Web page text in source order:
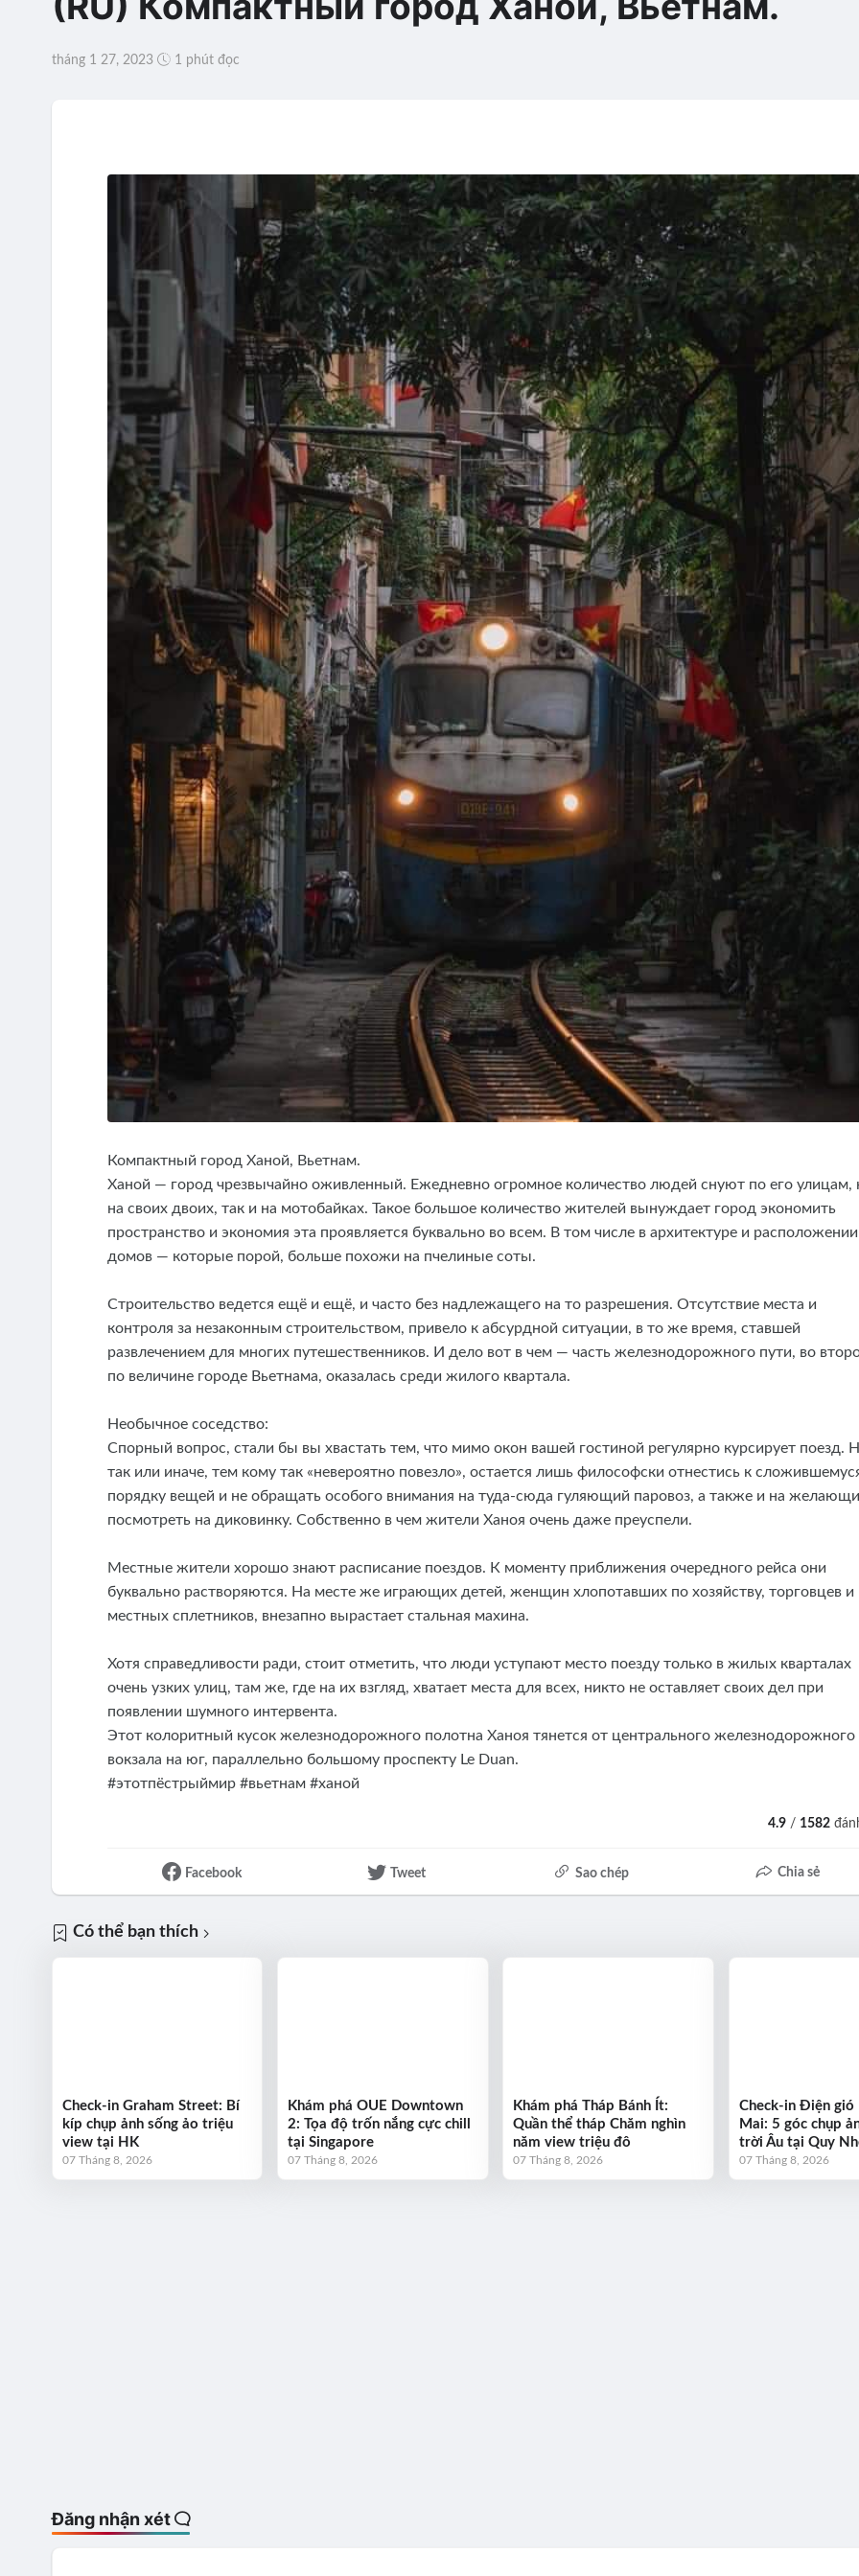
tháng 1 27, 2023 1 phút đọc
Компактный город Ханой, Вьетнам.
Ханой — город чрезвычайно оживленный. Ежедневно огромное количество людей снуют по его улицам,
на своих двоих, так и на мотобайках. Такое большое количество жителей вынуждает город экономить
пространство и экономия эта проявляется буквально во всем. В том числе в архитектуре и расположении
домов — которые порой, больше похожи на пчелиные соты.
Строительство ведется ещё и ещё, и часто без надлежащего на то разрешения. Отсутствие места и
контроля за незаконным строительством, привело к абсурдной ситуации, в то же время, ставшей
развлечением для многих путешественников. И дело вот в чем — часть железнодорожного пути, во
по величине городе Вьетнама, оказалась среди жилого квартала.
Необычное соседство:
Спорный вопрос, стали бы вы хвастать тем, что мимо окон вашей гостиной регулярно курсирует поезд.
так или иначе, тем кому так «невероятно повезло», остается лишь философски отнестись к
порядку вещей и не обращать особого внимания на туда-сюда гуляющий паровоз, а также и на
посмотреть на диковинку. Собственно в чем жители Ханоя очень даже преуспели.
Местные жители хорошо знают расписание поездов. К моменту приближения очередного рейса они
буквально растворяются. На месте же играющих детей, женщин хлопотавших по хозяйству, торговцев и
местных сплетников, внезапно вырастает стальная махина.
Хотя справедливости ради, стоит отметить, что люди уступают место поезду только в жилых кварталах
очень узких улиц, там же, где на их взгляд, хватает места для всех, никто не оставляет своих дел при
появлении шумного интервента.
Этот колоритный кусок железнодорожного полотна Ханоя тянется от центрального железнодорожного
вокзала на юг, параллельно большому проспекту Le Duan.
#этотпёстрыймир #вьетнам #ханой
4.9 / 1582
Facebook Tweet Sao chép Chia sẻ
Có thể bạn thích
Check-in Graham Street: Bí
kíp chụp ảnh sống ảo triệu
view tại HK
07 Tháng 8, 2026
Khám phá OUE Downtown
2: Tọa độ trốn nắng cực chill
tại Singapore
07 Tháng 8, 2026
Khám phá Tháp Bánh Ít:
Quần thể tháp Chăm nghìn
năm view triệu đô
07 Tháng 8, 2026
Check-in Điện gió
Mai: 5 góc chụp
trời Âu tại Quy
07 Tháng 8, 2026
Đăng nhận xét